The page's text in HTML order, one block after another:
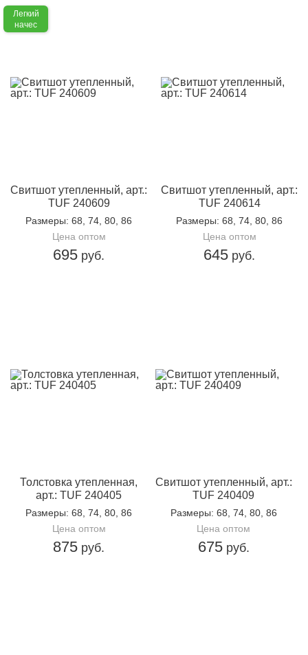
растягивается
Легкий
начес
Свитшот утепленный, арт.:
TUF 240609
Размеры: 68, 74, 80, 86
Цена оптом
695 руб.
Свитшот утепленный, арт.:
TUF 240614
Размеры: 68, 74, 80, 86
Цена оптом
645 руб.
Толстовка утепленная,
арт.: TUF 240405
Размеры: 68, 74, 80, 86
Цена оптом
875 руб.
Свитшот утепленный, арт.:
TUF 240409
Размеры: 68, 74, 80, 86
Цена оптом
675руб.